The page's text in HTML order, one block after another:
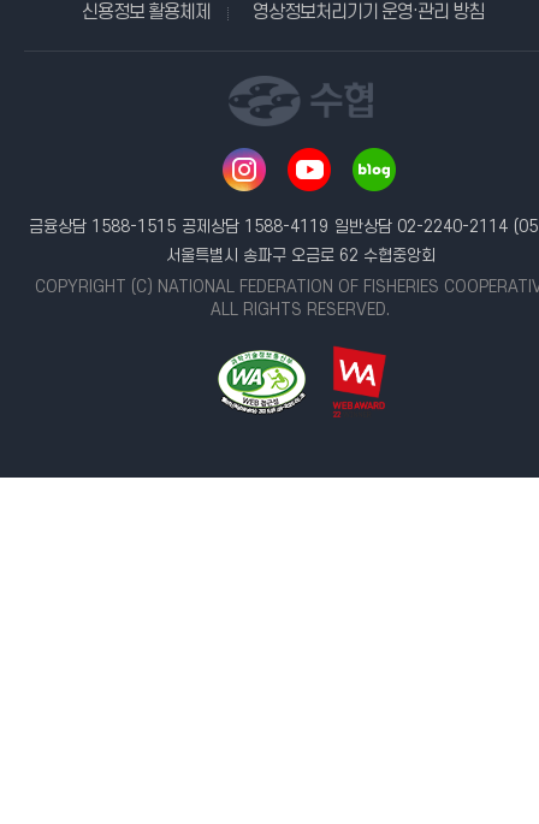
신용정보 활용체제
영상정보처리기기 운영·관리 방침
금융상담 1588-1515 공제상담 1588-4119 일반상담 02-2240-2114
서울특별시 송파구 오금로 62 수협중앙회
COPYRIGHT (C) NATIONAL FEDERATION OF FISHERIES
ALL RIGHTS RESERVED.